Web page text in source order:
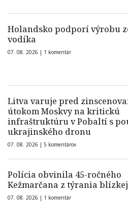
Holandsko podporí výrobu
vodíka
07. 08. 2026 | 1 komentár
Litva varuje pred
útokom Moskvy na kritickú
infraštruktúru v Pobaltí s
ukrajinského dronu
07. 08. 2026 | 5 komentárov
Polícia obvinila 45-ročného
Kežmarčana z týrania
07. 08. 2026 | 1 komentár